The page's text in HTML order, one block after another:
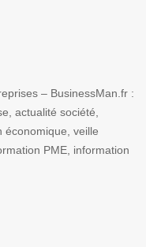
– BusinessMan.fr :
actualité société,
économique, veille
PME, information